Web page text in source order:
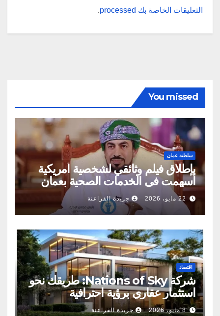
التعليقات الخاصة بك processed
.
You missed
سلطنة عمان
بإطلاق فيلم وثائقي لشخصية أمريكية
أسهمت في الخدمات الصحية بعمان
22 مايو، 2026 جريدة الفراعنة
اقتصاد
شركة Nations of Sky: طريقك نحو
استثمار عقاري برؤية احترافية
8 مايو، 2026 جريدة الفراعنة